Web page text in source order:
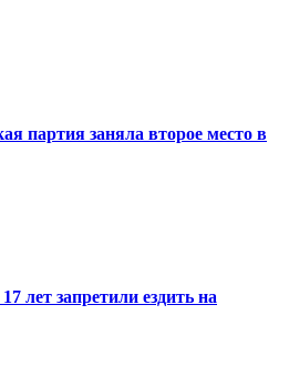
партия заняла второе место в
лет запретили ездить на